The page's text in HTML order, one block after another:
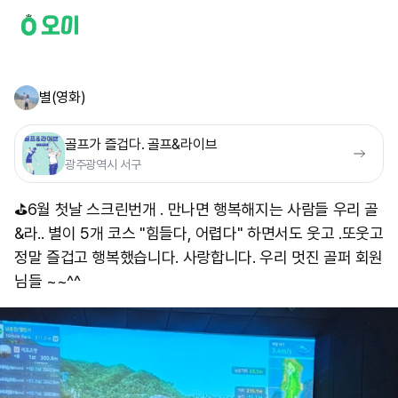
별(영화)
골프가 즐겁다. 골프&라이브
광주광역시 서구
⛳️6월 첫날 스크린번개 . 만나면 행복해지는 사람들 우리 골
&라.. 별이 5개 코스 "힘들다, 어렵다" 하면서도 웃고 .또웃고
정말 즐겁고 행복했습니다. 사랑합니다. 우리 멋진 골퍼 회원
님들 ~~^^